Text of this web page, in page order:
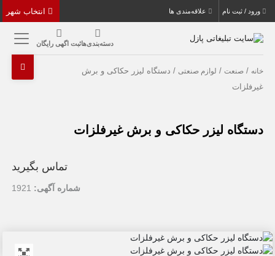
ورود / ثبت نام علاقه‌مندی ها
دسته‌بندی‌هاثبت اگهی رایگان
خانه /صنعت / لوازم صنعتی / دستگاه لیزر حکاکی و برش
غیرفلزات
دستگاه لیزر حکاکی و برش غیرفلزات
تماس بگیرید
شماره آگهی: 1921